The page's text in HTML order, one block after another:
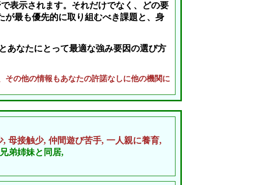
表示されます。それだけでなく、どの要
が最も優先的に取り組むべき課題と、身
あなたにとって最適な強み要因の選び方
の他の情報もあなたの許諾なしに他の機関に
, 母接触少, 仲間遊び苦手, 一人親に養育,
兄弟姉妹と同居,